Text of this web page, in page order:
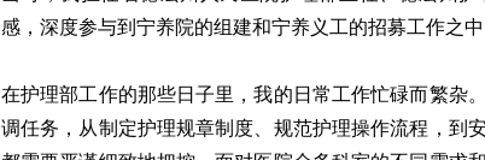
感，深度参与到宁养院的组建和宁养义工的招募工作之中
在护理部工作的那些日子里，我的日常工作忙碌而繁杂
调任务，从制定护理规章制度、规范护理操作流程，到